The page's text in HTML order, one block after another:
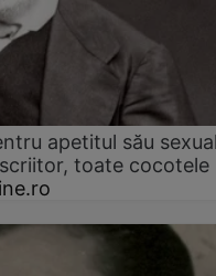
apetitul său
toate cocotele